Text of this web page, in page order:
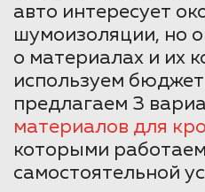
авто интересует
шумоизоляции, но
о материалах и их
используем
предлагаем 3
материалов для
которыми
самостоятельной